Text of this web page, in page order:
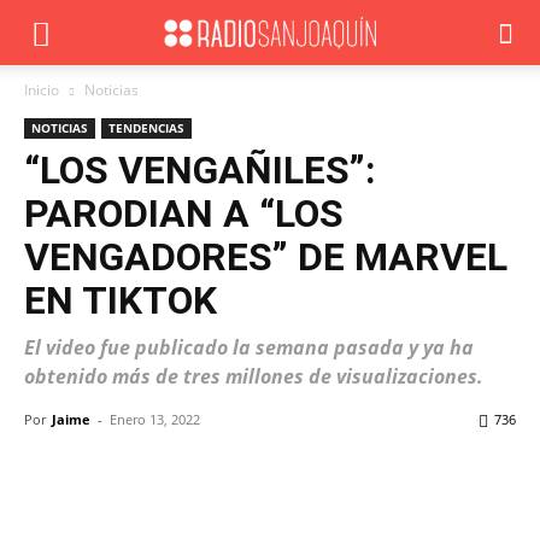
Inicio Noticias
NOTICIAS TENDENCIAS
“LOS VENGAÑILES”:
PARODIAN A “LOS
VENGADORES” DE MARVEL
EN TIKTOK
El video fue publicado la semana pasada y ya ha
obtenido más de tres millones de visualizaciones.
Por Jaime - Enero 13, 2022 736